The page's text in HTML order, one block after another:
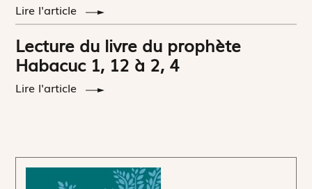
Lire l'article
Lecture du livre du prophète
Habacuc 1, 12 à 2, 4
Lire l'article